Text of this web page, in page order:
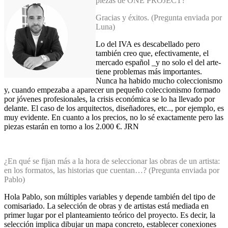
Gracias y éxitos. (Pregunta enviada por
Luna)
Lo del IVA es descabellado pero
también creo que, efectivamente, el
mercado español _y no solo el del arte-
tiene problemas más importantes.
Nunca ha habido mucho coleccionismo
y, cuando empezaba a aparecer un pequeño coleccionismo formado
por jóvenes profesionales, la crisis económica se lo ha llevado por
delante. El caso de los arquitectos, diseñadores, etc.., por ejemplo, es
muy evidente. En cuanto a los precios, no lo sé exactamente pero las
piezas estarán en torno a los 2.000 €. JRN
¿En qué se fijan más a la hora de seleccionar las obras de un artista:
en los formatos, las historias que cuentan…? (Pregunta enviada por
Pablo)
Hola Pablo, son múltiples variables y depende también del tipo de
comisariado. La selección de obras y de artistas está mediada en
primer lugar por el planteamiento teórico del proyecto. Es decir, la
selección implica dibujar un mapa concreto, establecer conexiones